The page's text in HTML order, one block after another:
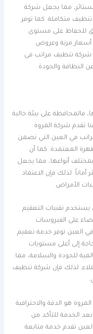
مما يجعل شركة
متكاملة. كما توفر
للحفاظ على مستوى
أسعار مرنة وعروض
شركة تنظيف مراتب في
النظافة والجودة
فالمحافظة على بيئة خالية
تقدم شركة المروة
في العين التي تضمن
المعتمدة. كما أن
أنواعها، مما يجعل
لذلك فإن الاعتماد
الأمراض.
تقنيات التعقيم
على الفيروسات
العين توفر خدمة تعقيم
إلى أعلى مستويات
للجودة والسلامة، مما
لذلك فإن شركة تنظيف
هو الدقة والاحترافية
الخدمة للتأكد من
تقدم خدمة متابعة